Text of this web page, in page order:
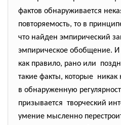
фактов обнаруживается
повторяемость, то в
что найден эмпирический
эмпирическое обобщение.
как правило, рано или
такие факты, которые никак
в обнаруженную
призывается творческий
умение мысленно